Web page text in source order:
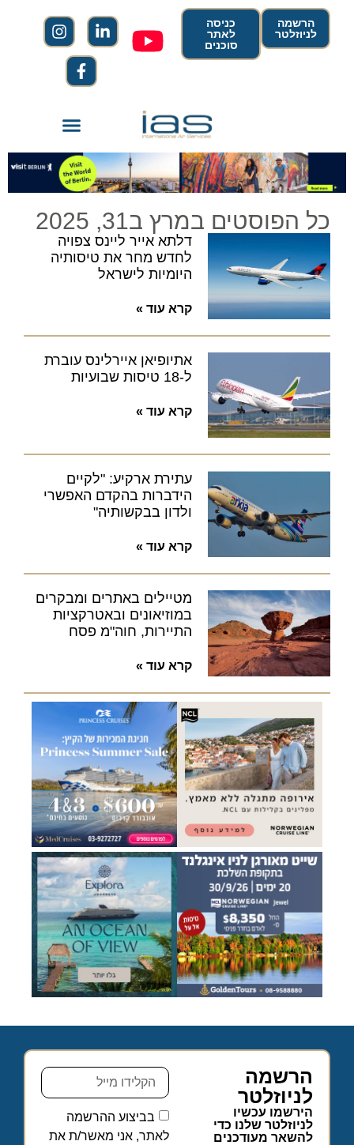
הרשמה
לניוזלטר
כניסה
לאתר
סוכנים
כל הפוסטים במרץ ב31, 2025
דלתא אייר ליינס צפויה
לחדש מחר את טיסותיה
היומיות לישראל
קרא עוד »
אתיופיאן איירלינס עוברת
ל-18 טיסות שבועיות
קרא עוד »
עתירת ארקיע: "לקיים
הידברות בהקדם האפשרי
ולדון בבקשותיה"
קרא עוד »
מטיילים באתרים ומבקרים
במוזיאונים ובאטרקציות
התיירות, חוה"מ פסח
קרא עוד »
הרשמה
לניוזלטר
הירשמו עכשיו
לניוזלטר שלנו כדי
להשאר מעודכנים
בביצוע ההרשמה
לאתר, אני מאשר/ת את